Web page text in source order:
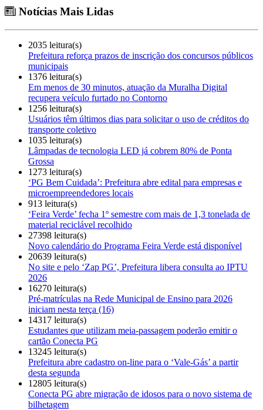
Notícias Mais Lidas
2035 leitura(s)
Prefeitura reforça prazos de inscrição dos concursos públicos
municipais
1376 leitura(s)
Em menos de 30 minutos, atuação da Muralha Digital
recupera veículo furtado no Contorno
1256 leitura(s)
Usuários têm últimos dias para solicitar o uso de créditos do
transporte coletivo
1035 leitura(s)
Lâmpadas de tecnologia LED já cobrem 80% de Ponta
Grossa
1273 leitura(s)
‘PG Bem Cuidada’: Prefeitura abre edital para empresas e
microempreendedores locais
913 leitura(s)
‘Feira Verde’ fecha 1º semestre com mais de 1,3 tonelada de
material reciclável recolhido
27398 leitura(s)
Novo calendário do Programa Feira Verde está disponível
20639 leitura(s)
No site e pelo ‘Zap PG’, Prefeitura libera consulta ao IPTU
2026
16270 leitura(s)
Pré-matrículas na Rede Municipal de Ensino para 2026
iniciam nesta terça (16)
14317 leitura(s)
Estudantes que utilizam meia-passagem poderão emitir o
cartão Conecta PG
13245 leitura(s)
Prefeitura abre cadastro on-line para o ‘Vale-Gás’ a partir
desta segunda
12805 leitura(s)
Conecta PG abre migração de idosos para o novo sistema de
bilhetagem